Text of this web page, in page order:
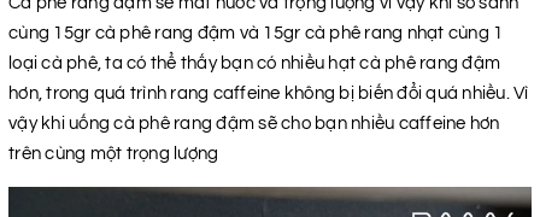
cùng 15gr cà phê rang đậm và 15gr cà phê rang nhạt cùng 1
loại cà phê, ta có thể thấy bạn có nhiều hạt cà phê rang đậm
hơn, trong quá trình rang caffeine không bị biến đổi quá nhiều. Vì
vậy khi uống cà phê rang đậm sẽ cho bạn nhiều caffeine hơn
trên cùng một trọng lượng